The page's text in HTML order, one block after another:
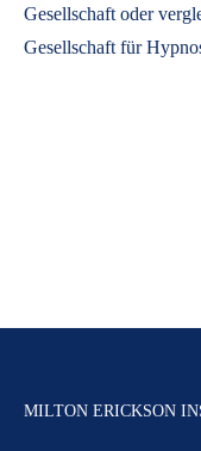
Gesellschaft oder
Gesellschaft für
MILTON ERICKSON